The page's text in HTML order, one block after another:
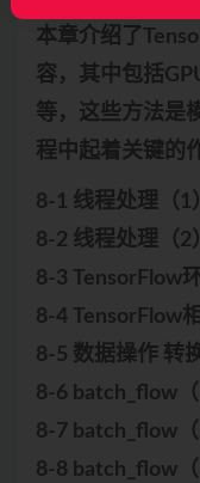
本章介绍了
容，其中包括
等，这些方法是
程中起着关键的
8-1 线程处理（1
8-2 线程处理（2
8-3 TensorFlow
8-4 TensorFlow
8-5 数据操作 转
8-6 batch_flow（
8-7 batch_flow（
8-8 batch_flow（